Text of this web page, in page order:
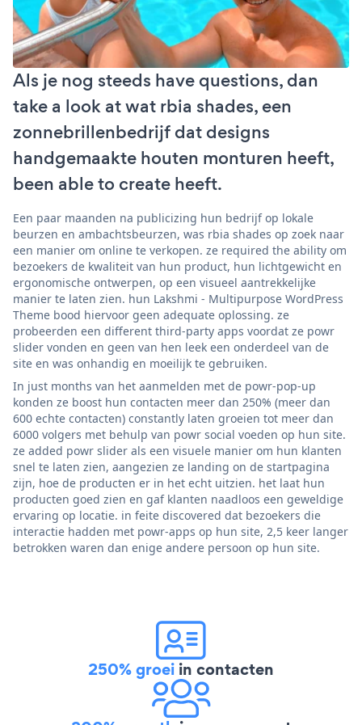
Als je nog steeds have questions, dan
take a look at wat rbia shades, een
zonnebrillenbedrijf dat designs
handgemaakte houten monturen heeft,
been able to create heeft.
Een paar maanden na publicizing hun bedrijf op lokale
beurzen en ambachtsbeurzen, was rbia shades op zoek naar
een manier om online te verkopen. ze required the ability om
bezoekers de kwaliteit van hun product, hun lichtgewicht en
ergonomische ontwerpen, op een visueel aantrekkelijke
manier te laten zien. hun Lakshmi - Multipurpose WordPress
Theme bood hiervoor geen adequate oplossing. ze
probeerden een different third-party apps voordat ze powr
slider vonden en geen van hen leek een onderdeel van de
site en was onhandig en moeilijk te gebruiken.
In just months van het aanmelden met de powr-pop-up
konden ze boost hun contacten meer dan 250% (meer dan
600 echte contacten) constantly laten groeien tot meer dan
6000 volgers met behulp van powr social voeden op hun site.
ze added powr slider als een visuele manier om hun klanten
snel te laten zien, aangezien ze landing on de startpagina
zijn, hoe de producten er in het echt uitzien. het laat hun
producten goed zien en gaf klanten naadloos een geweldige
ervaring op locatie. in feite discovered dat bezoekers die
interactie hadden met powr-apps op hun site, 2,5 keer langer
betrokken waren dan enige andere persoon op hun site.
250% groei in contacten